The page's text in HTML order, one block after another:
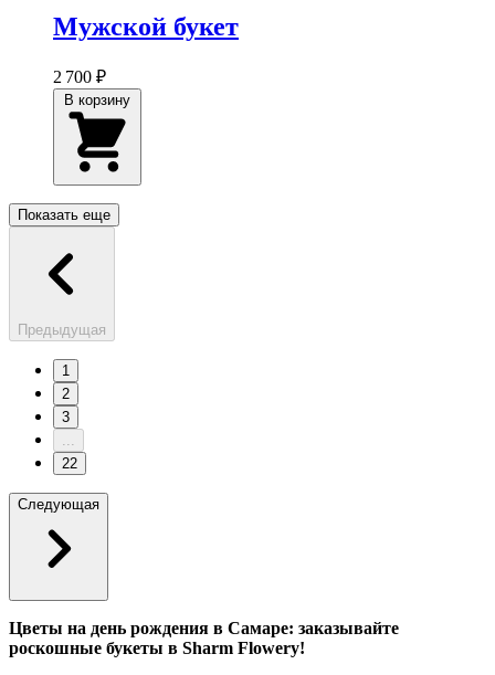
Мужской букет
2 700 ₽
Показать еще
Предыдущая
1
2
3
...
22
Следующая
Цветы на день рождения в Самаре: заказывайте
роскошные букеты в Sharm Flowery!